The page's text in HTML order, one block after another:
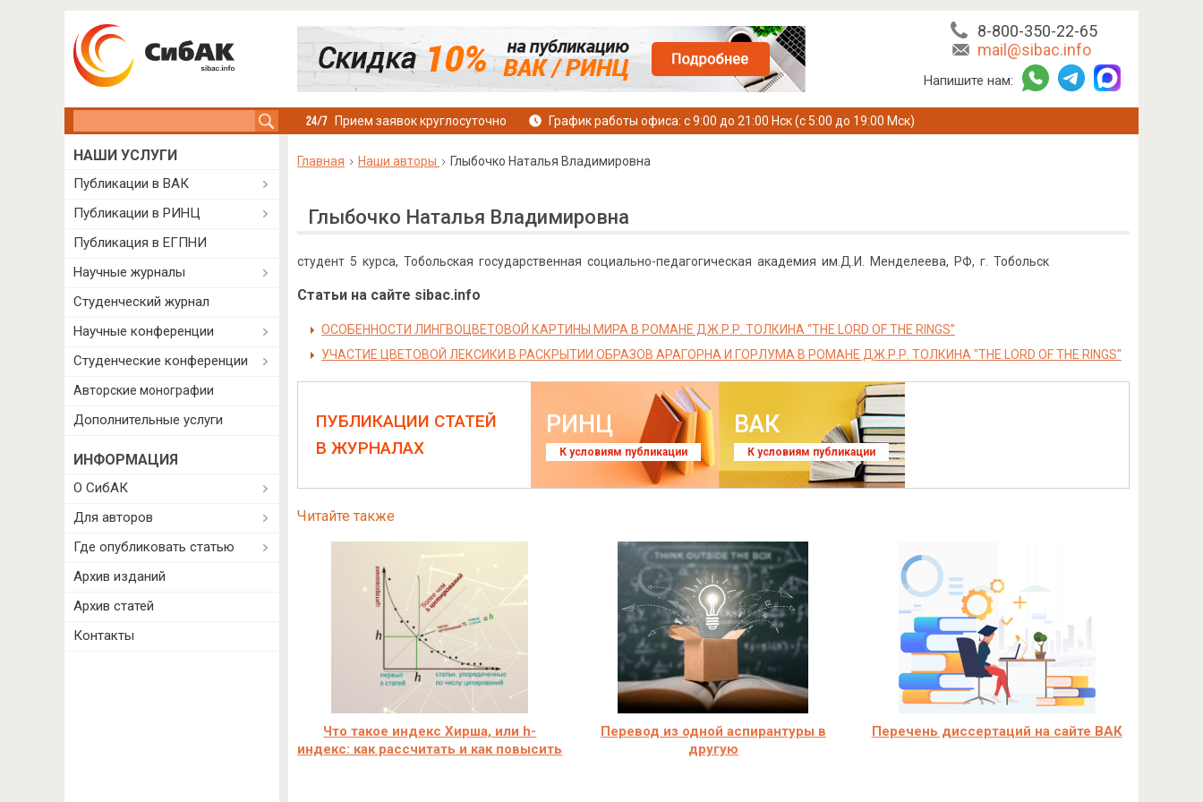
8-800-350-22-65
mail@sibac.info
Напишите нам:
Прием заявок круглосуточно График работы офиса: с 9:00 до 21:00 Нск (с 5:00 до 19:00 Мск)
Главная Наши авторы Глыбочко Наталья Владимировна
Глыбочко Наталья Владимировна
студент 5 курса, Тобольская государственная социально-педагогическая академия им.Д.И. Менделеева, РФ, г. Тобольск
Статьи на сайте sibac.info
ОСОБЕННОСТИ ЛИНГВОЦВЕТОВОЙ КАРТИНЫ МИРА В РОМАНЕ ДЖ.Р.Р. ТОЛКИНА “THE LORD OF THE RINGS”
УЧАСТИЕ ЦВЕТОВОЙ ЛЕКСИКИ В РАСКРЫТИИ ОБРАЗОВ АРАГОРНА И ГОРЛУМА В РОМАНЕ ДЖ.Р.Р. ТОЛКИНА "THE LORD OF THE RINGS"
ПУБЛИКАЦИИ СТАТЕЙ
В ЖУРНАЛАХ
РИНЦ
К условиям публикации
ВАК
К условиям публикации
Читайте также
Что такое индекс Хирша, или h-
индекс: как рассчитать и как повысить
Перевод из одной аспирантуры в
другую
Перечень диссертаций на сайте ВАК
НАШИ УСЛУГИ
Публикации в ВАК
Публикации в РИНЦ
Публикация в ЕГПНИ
Научные журналы
Студенческий журнал
Научные конференции
Студенческие конференции
Авторские монографии
Дополнительные услуги
ИНФОРМАЦИЯ
О СибАК
Для авторов
Где опубликовать статью
Архив изданий
Архив статей
Контакты